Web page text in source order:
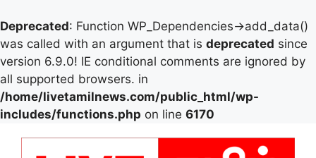
Deprecated: Function WP_Dependencies->add_data()
was called with an argument that is deprecated since
version 6.9.0! IE conditional comments are ignored by
all supported browsers. in
/home/livetamilnews.com/public_html/wp-
includes/functions.php on line 6170